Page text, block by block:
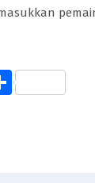
Share